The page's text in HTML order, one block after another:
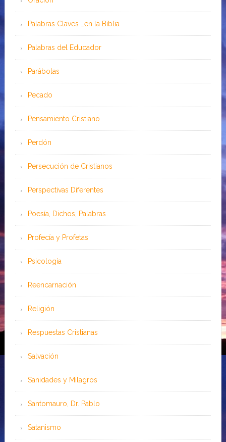
Palabras Claves …en la Biblia
Palabras del Educador
Parábolas
Pecado
Pensamiento Cristiano
Perdón
Persecución de Cristianos
Perspectivas Diferentes
Poesía, Dichos, Palabras
Profecía y Profetas
Psicología
Reencarnación
Religión
Respuestas Cristianas
Salvación
Sanidades y Milagros
Santomauro, Dr. Pablo
Satanismo